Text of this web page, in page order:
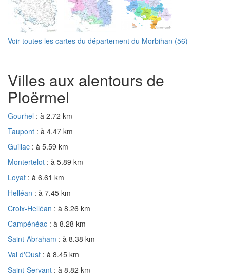
Voir toutes les cartes du département du Morbihan (56)
Villes aux alentours de
Ploërmel
Gourhel : à 2.72 km
Taupont : à 4.47 km
Guillac : à 5.59 km
Montertelot : à 5.89 km
Loyat : à 6.61 km
Helléan : à 7.45 km
Croix-Helléan : à 8.26 km
Campénéac : à 8.28 km
Saint-Abraham : à 8.38 km
Val d'Oust : à 8.45 km
Saint-Servant : à 8.82 km